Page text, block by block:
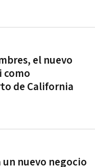
el nuevo
como
de California
nuevo negocio